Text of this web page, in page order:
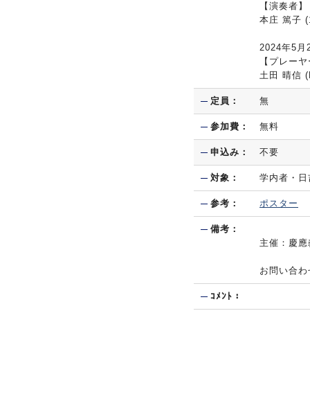
【演奏者】
本庄 篤子
2024年5月
【プレー
土田 晴信
定員： 無
参加費： 無料
申込み： 不要
対象： 学内者・
参考： ポスター
備考：
主催：慶
お問い合
ｺﾒﾝﾄ：